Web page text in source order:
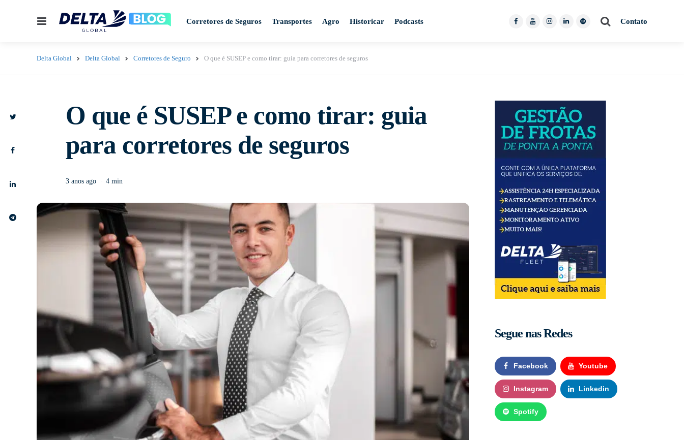
Menu Corretores de Seguros Transportes Agro Historicar Podcasts Pesquisar
Contato
Delta Global Delta Global Corretores de Seguro O que é SUSEP e como tirar: guia para corretores de seguros
O que é SUSEP e como tirar: guia
para corretores de seguros
3 anos ago 4 min
Segue nas Redes
Facebook Youtube
Instagram Linkedin
Spotify